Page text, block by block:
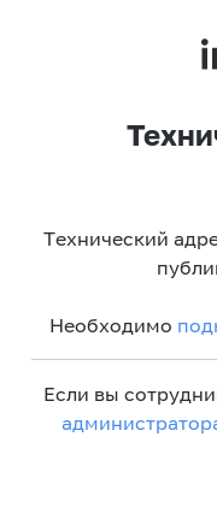
Технический
Необходимо
Если вы